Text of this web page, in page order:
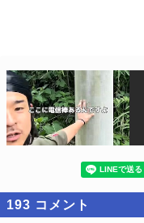
193 コメント